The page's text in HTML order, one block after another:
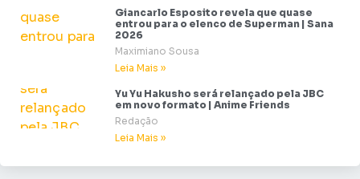
Giancarlo Esposito revela que quase
entrou para o elenco de Superman | Sana
2026
Maximiano Sousa
Leia Mais »
Yu Yu Hakusho será relançado pela JBC
em novo formato | Anime Friends
Redação
Leia Mais »